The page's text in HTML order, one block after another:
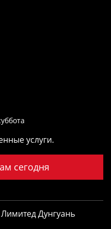
услуги.
сегодня
Дунгуань